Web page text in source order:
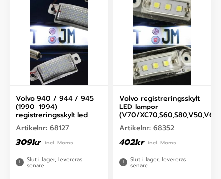
Volvo 940 / 944 / 945
(1990–1994)
registreringsskylt led
Artikelnr: 68127
309kr incl. Moms
Slut i lager, levereras
senare
Volvo registreringsskylt
LED-lampor
(V70/
Artikelnr: 68352
402kr incl. Moms
Slut i lager, levereras
senare